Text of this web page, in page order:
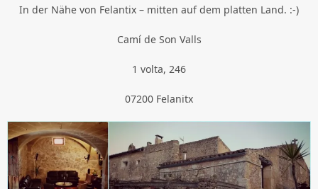
In der Nähe von Felantix – mitten auf dem platten Land. :-)
Camí de Son Valls
1 volta, 246
07200 Felanitx